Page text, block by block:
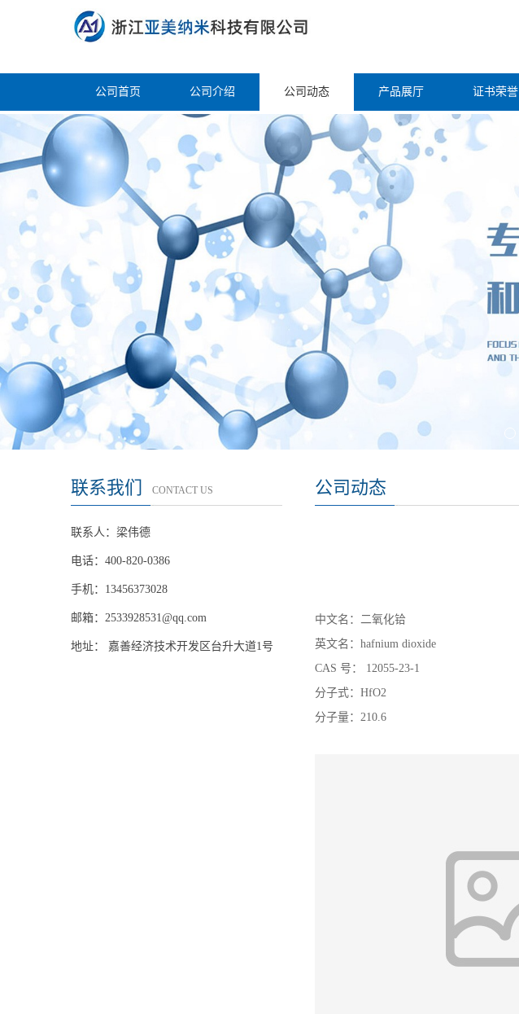
公司首页 公司介绍 公司动态 产品展厅 证书荣誉
联系我们 CONTACT US
联系人：梁伟德
电话：400-820-0386
手机：13456373028
邮箱： 2533928531@qq.com
地址： 嘉善经济技术开发区台升大道1号
公司动态
中文名：二氧化铪
英文名： hafnium dioxide
CAS 号：
12055-23-1
分子式： HfO2
分子量： 210.6